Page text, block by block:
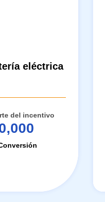
eléctrica
del incentivo